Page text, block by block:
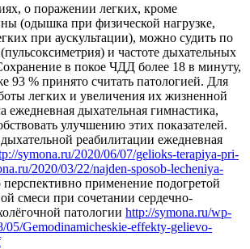
о поражении легких, кроме
(одышка при физической нагрузке,
при аускультации), можно судить по
и частоте дыхательных
в покое ЧДД более 18 в минуту,
93 % принято считать патологией. Для
легких и увеличения их жизненной
ежедневная дыхательная гимнастика,
улучшению этих показателей.
реабилитации ежедневная
symona.ru/2020/06/07/gelioks-terapiya-pri-
2020/03/22/najden-sposob-lecheniya-
применение подогретой
смеси при сочетании сердечно-
патологии http://symona.ru/wp-
05/Gemodinamicheskie-effekty-gelievo-